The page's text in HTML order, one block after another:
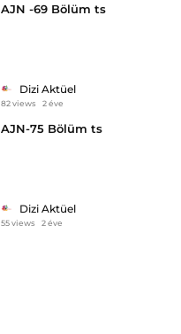
AJN -69 Bölüm ts
Dizi Aktüel
82 views 2 éve
AJN-75 Bölüm ts
Dizi Aktüel
55 views 2 éve